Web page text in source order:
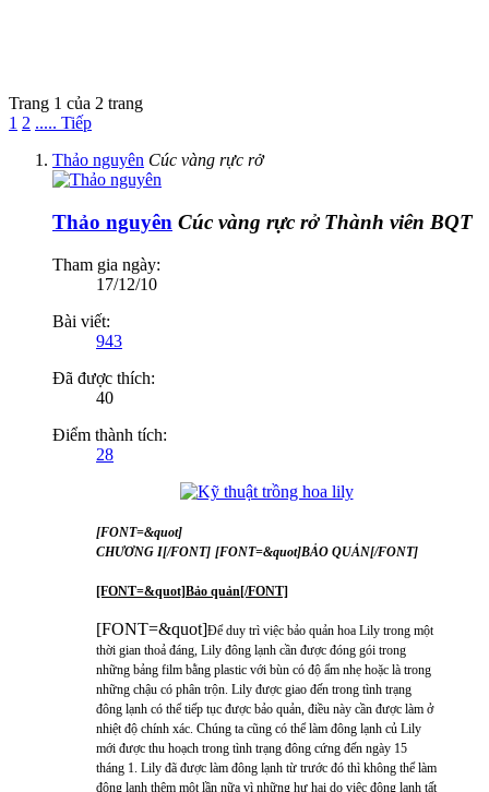
Trang 1 của 2 trang
1 2 ..... Tiếp
Thảo nguyên Cúc vàng rực rở
Thảo nguyên Cúc vàng rực rở Thành viên BQT
Tham gia ngày:
17/12/10
Bài viết:
943
Đã được thích:
40
Điểm thành tích:
28
[FONT=&quot]
CHƯƠNG I[/FONT] [FONT=&quot]BẢO QUẢN[/FONT]
[FONT=&quot]Bảo quản[/FONT]
[FONT=&quot]Để duy trì việc bảo quản hoa Lily trong một
thời gian thoả đáng, Lily đông lạnh cần được đóng gói trong
những bảng film bằng plastic với bùn có độ ẩm nhẹ hoặc là trong
những chậu có phân trộn. Lily được giao đến trong tình trạng
đông lạnh có thể tiếp tục được bảo quản, điều này cần được làm ở
nhiệt độ chính xác. Chúng ta cũng có thể làm đông lạnh củ Lily
mới được thu hoạch trong tình trạng đông cứng đến ngày 15
tháng 1. Lily đã được làm đông lạnh từ trước đó thì không thể làm
đông lạnh thêm một lần nữa vì những hư hại do việc đông lạnh tất